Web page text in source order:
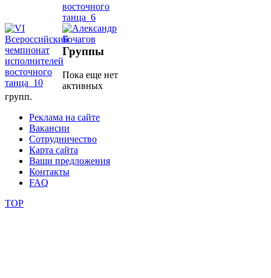
Группы
Пока еще нет
активных
групп.
Реклама на сайте
Вакансии
Сотрудничество
Карта сайта
Ваши предложения
Контакты
FAQ
TOP